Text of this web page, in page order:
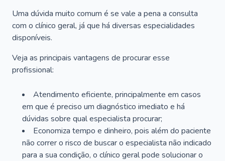
Uma dúvida muito comum é se vale a pena a consulta
com o clínico geral, já que há diversas especialidades
disponíveis.
Veja as principais vantagens de procurar esse
profissional:
Atendimento eficiente, principalmente em casos
em que é preciso um diagnóstico imediato e há
dúvidas sobre qual especialista procurar;
Economiza tempo e dinheiro, pois além do paciente
não correr o risco de buscar o especialista não indicado
para a sua condição, o clínico geral pode solucionar o